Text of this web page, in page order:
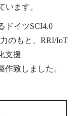
います。
ドイツSCI4.0
力のもと、RRI/IoT
支援
致しました。